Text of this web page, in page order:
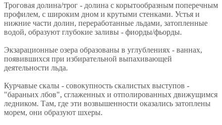
Троговая долина/трог - долина с корытообразным поперечным
профилем, с широким дном и крутыми стенками. Устья и
нижние части долин, переработанные льдами, затопленные
водой, образуют глубокие заливы - фиорды/фьорды.
Экзарационные озера образованы в углублениях - ваннах,
появившихся при избирательной выпахивающей
деятельности льда.
Курчавые скалы - совокупность скалистых выступов -
"бараньих лбов", сглаженных и отполированных движущимся
ледником. Там, где эти возвышенности оказались затоплены
морем, они образуют шхеры.